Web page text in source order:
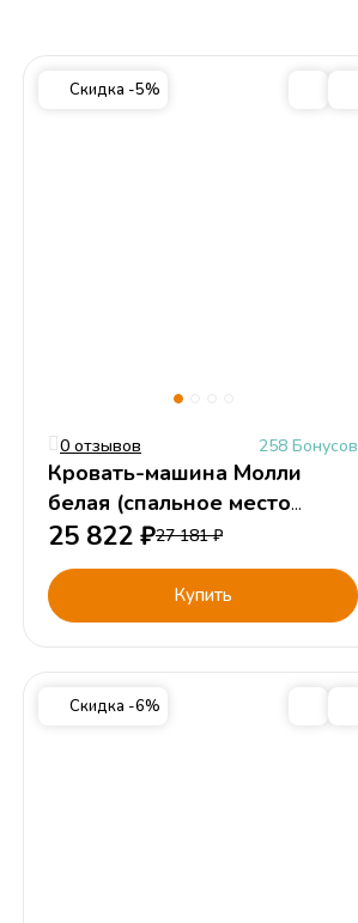
Скидка -5%
0 отзывов 258 Бонусов
Кровать-машина Молли
белая (спальное место
190х90 или 160х90см)
25 822 ₽27 181₽
Купить
Скидка -6%